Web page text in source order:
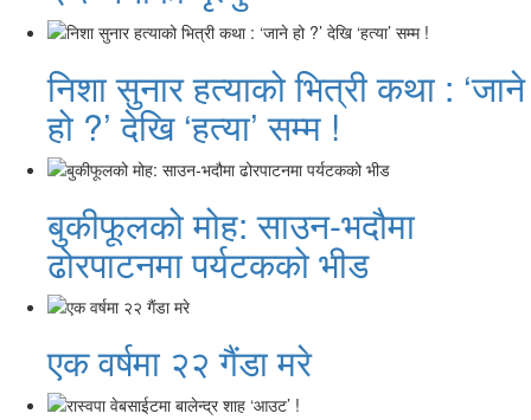
निशा सुनार हत्याको भित्री कथा : ‘जाने
हो ?’ देखि ‘हत्या’ सम्म !
बुकीफूलको मोह: साउन-भदौमा
ढोरपाटनमा पर्यटकको भीड
एक वर्षमा २२ गैंडा मरे